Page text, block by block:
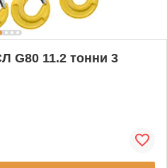
G80 11.2 тонни 3